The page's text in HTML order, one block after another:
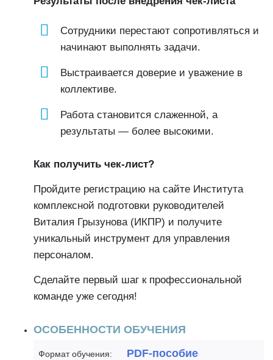
Сотрудники перестают сопротивляться и
начинают выполнять задачи.
Выстраивается доверие и уважение в
коллективе.
Работа становится слаженной, а
результаты — более высокими.
Как получить чек-лист?
Пройдите регистрацию на сайте Института
комплексной подготовки руководителей
Виталия Грызунова (ИКПР) и получите
уникальный инструмент для управления
персоналом.
Сделайте первый шаг к профессиональной
команде уже сегодня!
ОСОБЕННОСТИ ОБУЧЕНИЯ
Формат обучения: PDF-пособие